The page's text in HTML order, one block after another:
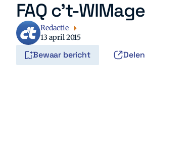
FAQ c’t-WIMage
Redactie
13 april 2015
Bewaar bericht Delen